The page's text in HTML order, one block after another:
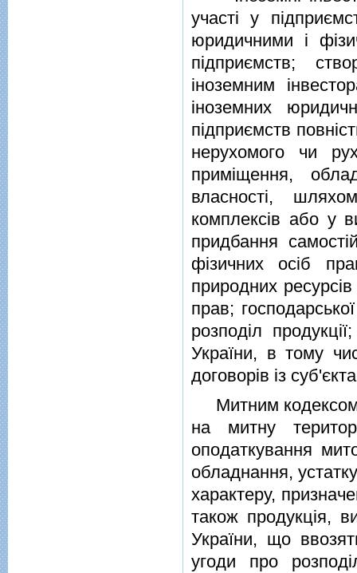
участi у
юридичними i
пiдприємств;
iноземним
iноземних
пiдприємств
нерухомого чи
примiщення,
власностi,
комплексiв або у
придбання
фiзичних осiб
природних
прав;
розподiл
України, в тому
договорiв iз
Митним кодексом
на митну
оподаткування
обладнання,
характеру,
також продукцiя,
України, що
угоди про